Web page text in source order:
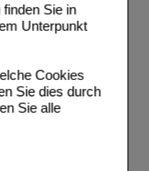
Sie in
Unterpunkt
Cookies
Sie dies durch
Sie alle